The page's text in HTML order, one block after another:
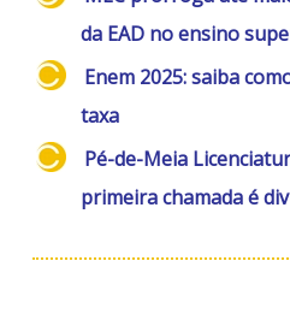
da EAD no ensino
Enem 2025: saiba
taxa
Pé-de-Meia
primeira chamada é